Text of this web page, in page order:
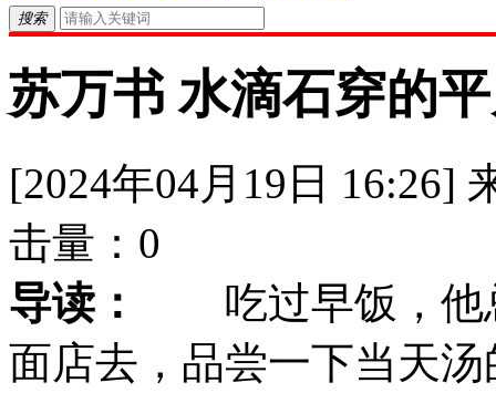
搜索
苏万书 水滴石穿的
[2024年04月19日 16:26]
击量： 0
导读：
吃过早饭，他
面店去，品尝一下当天